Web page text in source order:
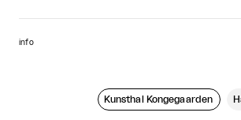
info
Kunsthal Kongegaarden